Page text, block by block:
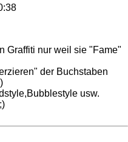
Graffiti nur weil sie "Fame"
der Buchstaben
)
usw.